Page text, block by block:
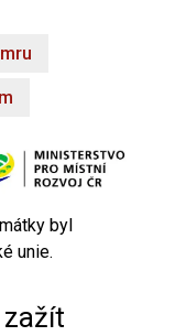
byl
unie.